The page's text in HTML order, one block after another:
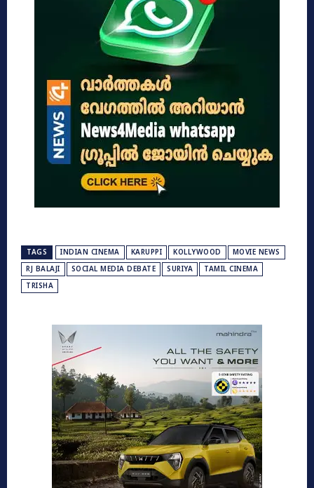
TAGS INDIAN CINEMA KARUPPI KOLLYWOOD
MOVIE NEWS
RJ BALAJI
SOCIAL MEDIA DEBATE SURIYA
TAMIL CINEMA
TRISHA